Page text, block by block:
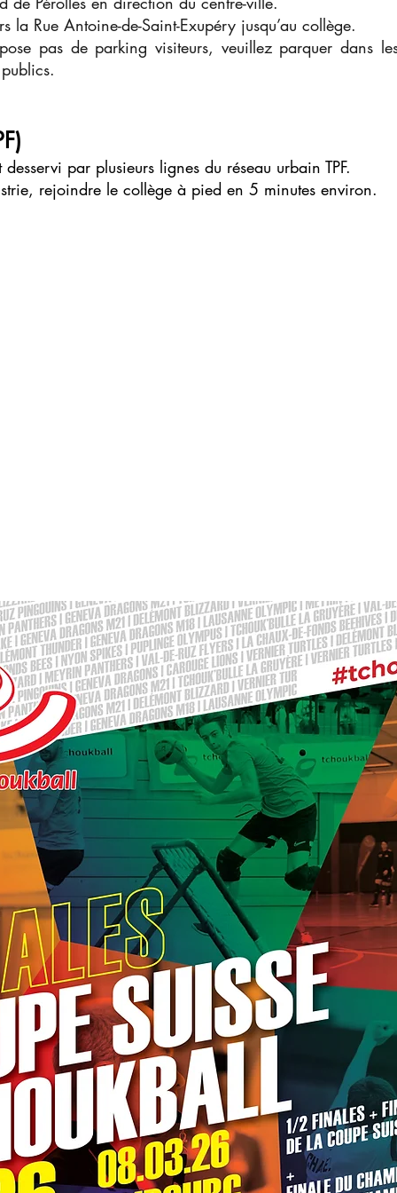
la Rue Antoine-de-Saint-Exupéry jusqu’au collège.
pas de parking visiteurs, veuillez parquer dans
desservi par plusieurs lignes du réseau urbain TPF.
rejoindre le collège à pied en 5 minutes environ.